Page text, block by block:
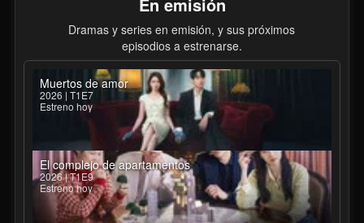
En emisión
Dramas y series en emisión, y sus próximos
episodios a estrenarse.
Muertos de amor
2026 | T1E7
Estreno hoy
El complejo de apartamentos
2026 | T1E9
Estreno hoy